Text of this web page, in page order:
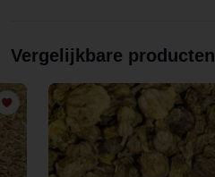
Vergelijkbare producten